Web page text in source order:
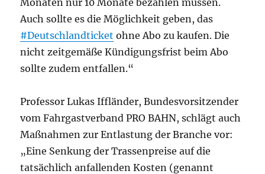
Monaten nur 10 Monate bezahlen müssen.
Auch sollte es die Möglichkeit geben, das
#Deutschlandticket ohne Abo zu kaufen. Die
nicht zeitgemäße Kündigungsfrist beim Abo
sollte zudem entfallen.“
Professor Lukas Iffländer, Bundesvorsitzender
vom Fahrgastverband PRO BAHN, schlägt auch
Maßnahmen zur Entlastung der Branche vor:
„Eine Senkung der Trassenpreise auf die
tatsächlich anfallenden Kosten (genannt